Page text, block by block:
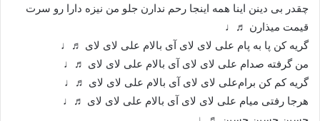
چقدر بی دینن اینا همه اینجا رحم ندارن جلو من نیزه دارا رو سرت
قیمت میذارن ♬♩
گریه کن پا به پام علی لای لای آی بالام علی لای لای ♬♩
من گرفته صدام علی لای لای آی بالام علی لای لای ♬♩
گریه کم کن برام‌علی لای لای آی بالام علی لای لای ♬♩
هرجا رفتی میام علی لای لای آی بالام علی لای لای ♬♩